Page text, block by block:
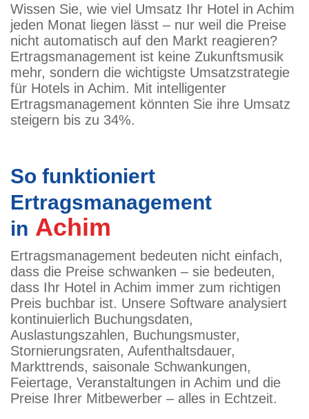
Wissen Sie, wie viel Umsatz Ihr Hotel in Achim
jeden Monat liegen lässt – nur weil die Preise
nicht automatisch auf den Markt reagieren?
Ertragsmanagement ist keine Zukunftsmusik
mehr, sondern die wichtigste Umsatzstrategie
für Hotels in Achim. Mit intelligenter
Ertragsmanagement könnten Sie ihre Umsatz
steigern bis zu 34%.
So funktioniert
Ertragsmanagement
in Achim
Ertragsmanagement bedeuten nicht einfach,
dass die Preise schwanken – sie bedeuten,
dass Ihr Hotel in Achim immer zum richtigen
Preis buchbar ist. Unsere Software analysiert
kontinuierlich Buchungsdaten,
Auslastungszahlen, Buchungsmuster,
Stornierungsraten, Aufenthaltsdauer,
Markttrends, saisonale Schwankungen,
Feiertage, Veranstaltungen in Achim und die
Preise Ihrer Mitbewerber – alles in Echtzeit.